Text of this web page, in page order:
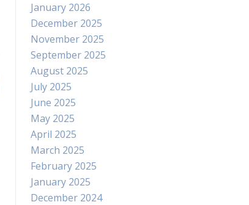
January 2026
December 2025
November 2025
September 2025
August 2025
July 2025
June 2025
May 2025
April 2025
March 2025
February 2025
January 2025
December 2024